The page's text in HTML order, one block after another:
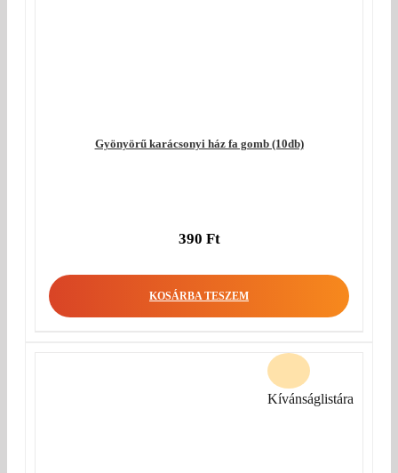
Gyönyörű karácsonyi ház fa gomb (10db)
390 Ft
KOSÁRBA TESZEM
Kívánságlistára